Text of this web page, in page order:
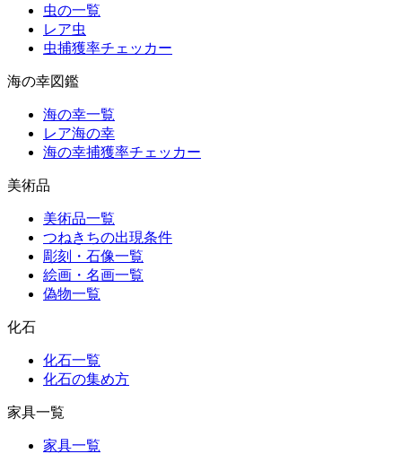
虫の一覧
レア虫
虫捕獲率チェッカー
海の幸図鑑
海の幸一覧
レア海の幸
海の幸捕獲率チェッカー
美術品
美術品一覧
つねきちの出現条件
彫刻・石像一覧
絵画・名画一覧
偽物一覧
化石
化石一覧
化石の集め方
家具一覧
家具一覧